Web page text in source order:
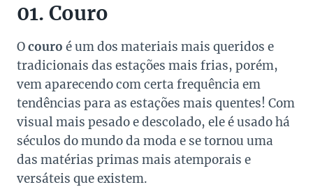
01. Couro
Ocouro é um dos materiais mais queridos e
tradicionais das estações mais frias, porém,
vem aparecendo com certa frequência em
tendências para as estações mais quentes! Com
visual mais pesado e descolado, ele é usado há
séculos do mundo da moda e se tornou uma
das matérias primas mais atemporais e
versáteis que existem.